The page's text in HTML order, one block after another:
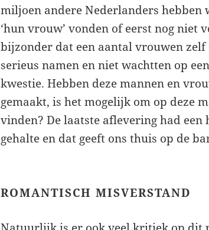
miljoen andere Nederlanders hebben
‘hun vrouw’ vonden of eerst nog niet
bijzonder dat een aantal vrouwen zelf
serieus namen en niet wachtten op
kwestie. Hebben deze mannen en
gemaakt, is het mogelijk om op deze
vinden? De laatste aflevering had een
gehalte en dat geeft ons thuis op de
ROMANTISCH MISVERSTAND